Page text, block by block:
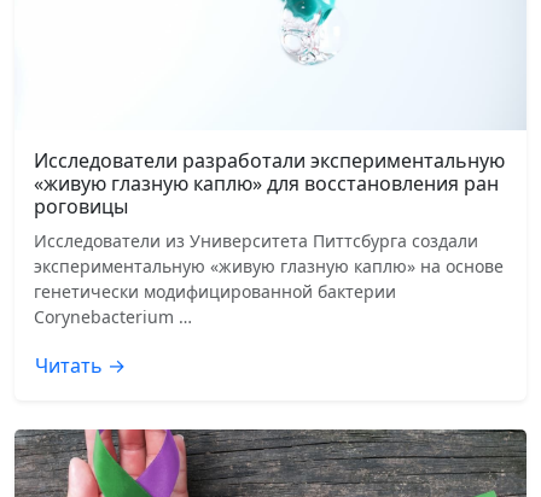
Исследователи разработали экспериментальную
«живую глазную каплю» для восстановления ран
роговицы
Исследователи из Университета Питтсбурга создали
экспериментальную «живую глазную каплю» на основе
генетически модифицированной бактерии
Corynebacterium …
Читать →